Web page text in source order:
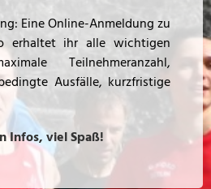
Eine Online-Anmeldung zu
erhaltet ihr alle wichtigen
Teilnehmeranzahl,
Ausfälle, kurzfristige
Infos, viel Spaß!